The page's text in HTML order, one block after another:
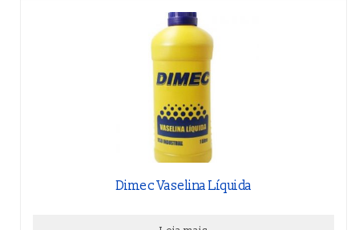
Dimec Vaselina Líquida